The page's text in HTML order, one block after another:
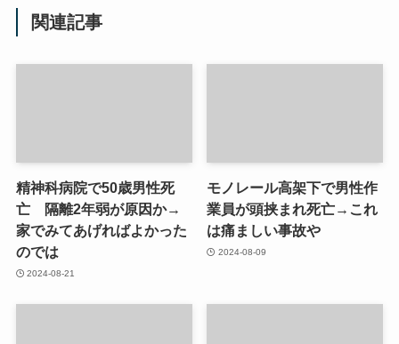
関連記事
精神科病院で50歳男性死
亡 隔離2年弱が原因か→
家でみてあげればよかった
のでは
2024-08-21
モノレール高架下で男性作
業員が頭挟まれ死亡→これ
は痛ましい事故や
2024-08-09